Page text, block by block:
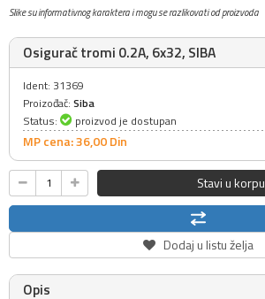
Slike su informativnog karaktera i mogu se razlikovati od proizvoda
Osigurač tromi 0.2A, 6x32, SIBA
Ident: 31369
Proizođač: Siba
Status:
proizvod je dostupan
MP cena: 36,00Din
Stavi u korpu
Dodaj u listu želja
Opis